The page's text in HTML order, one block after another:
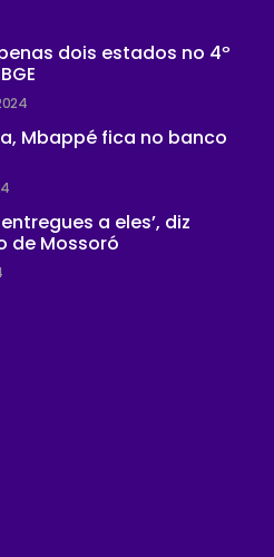
dois estados no 4º
Mbappé fica no banco
a eles’, diz
de Mossoró